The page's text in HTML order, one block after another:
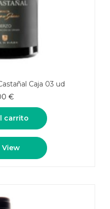
Caja 03 ud
€
carrito
View